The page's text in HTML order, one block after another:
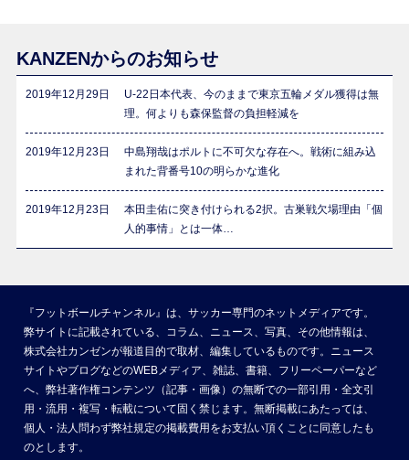
KANZENからのお知らせ
2019年12月29日
U-22日本代表、今のままで東京五輪メダル獲得は無
理。何よりも森保監督の負担軽減を
2019年12月23日
中島翔哉はポルトに不可欠な存在へ。戦術に組み込
まれた背番号10の明らかな進化
2019年12月23日
本田圭佑に突き付けられる2択。古巣戦欠場理由「個
人的事情」とは一体…
『フットボールチャンネル』は、サッカー専門のネットメディアです。
弊サイトに記載されている、コラム、ニュース、写真、その他情報は、
株式会社カンゼンが報道目的で取材、編集しているものです。ニュース
サイトやブログなどのWEBメディア、雑誌、書籍、フリーペーパーなど
へ、弊社著作権コンテンツ（記事・画像）の無断での一部引用・全文引
用・流用・複写・転載について固く禁じます。無断掲載にあたっては、
個人・法人問わず弊社規定の掲載費用をお支払い頂くことに同意したも
のとします。